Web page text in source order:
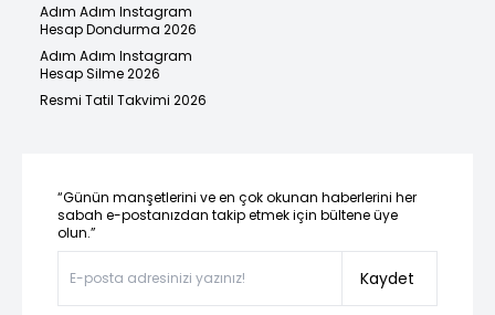
Adım Adım Instagram
Hesap Dondurma 2026
Adım Adım Instagram
Hesap Silme 2026
Resmi Tatil Takvimi 2026
“Günün manşetlerini ve en çok okunan haberlerini her
sabah e-postanızdan takip etmek için bültene üye
olun.”
Kaydet